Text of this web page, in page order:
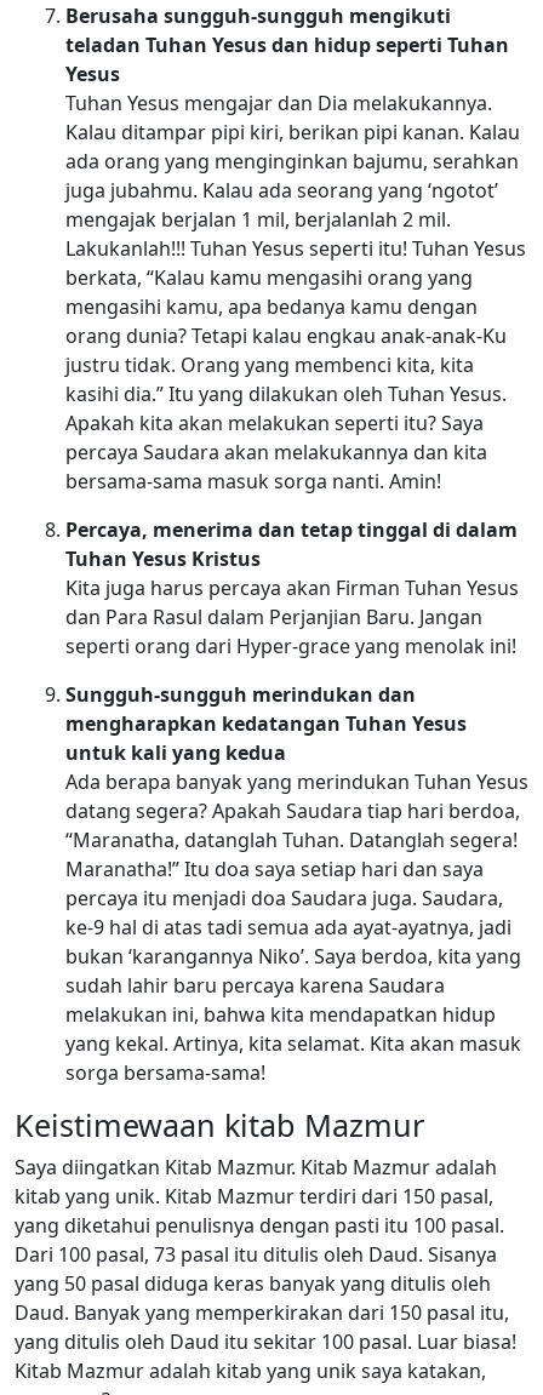
Berusaha sungguh-sungguh mengikuti
teladan Tuhan Yesus dan hidup seperti Tuhan
Yesus
Tuhan Yesus mengajar dan Dia melakukannya.
Kalau ditampar pipi kiri, berikan pipi kanan. Kalau
ada orang yang menginginkan bajumu, serahkan
juga jubahmu. Kalau ada seorang yang ‘ngotot’
mengajak berjalan 1 mil, berjalanlah 2 mil.
Lakukanlah!!! Tuhan Yesus seperti itu! Tuhan Yesus
berkata, “Kalau kamu mengasihi orang yang
mengasihi kamu, apa bedanya kamu dengan
orang dunia? Tetapi kalau engkau anak-anak-Ku
justru tidak. Orang yang membenci kita, kita
kasihi dia.” Itu yang dilakukan oleh Tuhan Yesus.
Apakah kita akan melakukan seperti itu? Saya
percaya Saudara akan melakukannya dan kita
bersama-sama masuk sorga nanti. Amin!
Percaya, menerima dan tetap tinggal di dalam
Tuhan Yesus Kristus
Kita juga harus percaya akan Firman Tuhan Yesus
dan Para Rasul dalam Perjanjian Baru. Jangan
seperti orang dari Hyper-grace yang menolak ini!
Sungguh-sungguh merindukan dan
mengharapkan kedatangan Tuhan Yesus
untuk kali yang kedua
Ada berapa banyak yang merindukan Tuhan Yesus
datang segera? Apakah Saudara tiap hari berdoa,
“Maranatha, datanglah Tuhan. Datanglah segera!
Maranatha!” Itu doa saya setiap hari dan saya
percaya itu menjadi doa Saudara juga. Saudara,
ke-9 hal di atas tadi semua ada ayat-ayatnya, jadi
bukan ‘karangannya Niko’. Saya berdoa, kita yang
sudah lahir baru percaya karena Saudara
melakukan ini, bahwa kita mendapatkan hidup
yang kekal. Artinya, kita selamat. Kita akan masuk
sorga bersama-sama!
Keistimewaan kitab Mazmur
Saya diingatkan Kitab Mazmur. Kitab Mazmur adalah
kitab yang unik. Kitab Mazmur terdiri dari 150 pasal,
yang diketahui penulisnya dengan pasti itu 100 pasal.
Dari 100 pasal, 73 pasal itu ditulis oleh Daud. Sisanya
yang 50 pasal diduga keras banyak yang ditulis oleh
Daud. Banyak yang memperkirakan dari 150 pasal itu,
yang ditulis oleh Daud itu sekitar 100 pasal. Luar biasa!
Kitab Mazmur adalah kitab yang unik saya katakan,